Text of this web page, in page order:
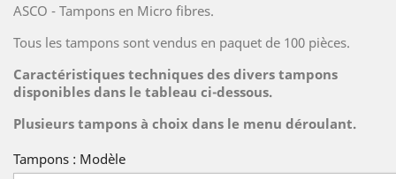
ASCO - Tampons en Micro fibres.
Tous les tampons sont vendus en paquet de 100 pièces.
Caractéristiques techniques des divers tampons
disponibles dans le tableau ci-dessous.
Plusieurs tampons à choix dans le menu déroulant.
Tampons : Modèle